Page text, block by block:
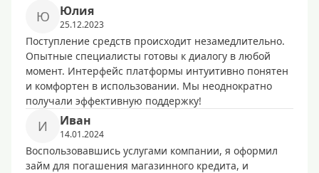
Ю Юлия
25.12.2023
Поступление средств происходит незамедлительно.
Опытные специалисты готовы к диалогу в любой
момент. Интерфейс платформы интуитивно понятен
и комфортен в использовании. Мы неоднократно
получали эффективную поддержку!
И Иван
14.01.2024
Воспользовавшись услугами компании, я оформил
займ для погашения магазинного кредита, и